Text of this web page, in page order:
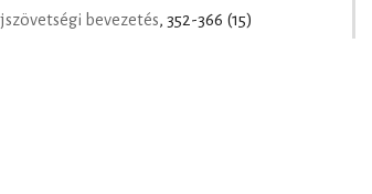
bevezetés, 352-366 (15)